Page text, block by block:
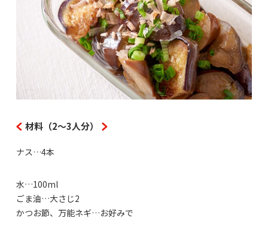
材料（2～3人分）
ナス…4本
水…100ml
ごま油…大さじ2
かつお節、万能ネギ…お好みで